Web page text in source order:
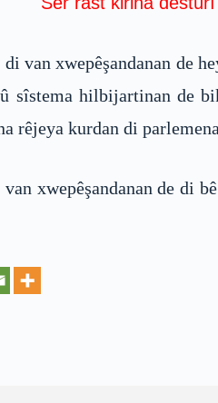
van xwepêşandanan de
sîstema hilbijartinan de
rêjeya kurdan di
xwepêşandanan de di